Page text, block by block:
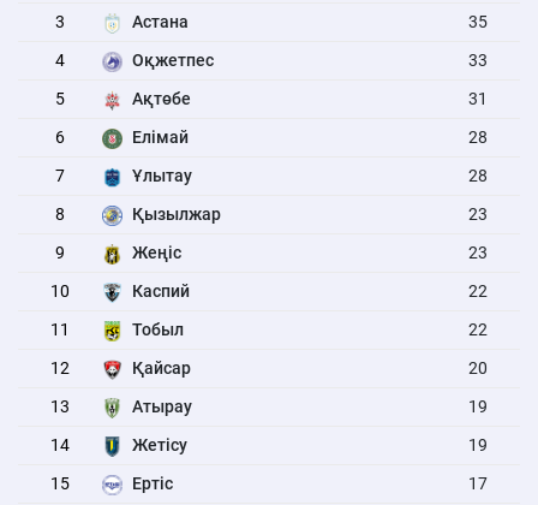
3
Астана
35
4
Оқжетпес
33
5
Ақтөбе
31
6
Елімай
28
7
Ұлытау
28
8
Қызылжар
23
9
Жеңіс
23
10
Каспий
22
11
Тобыл
22
12
Қайсар
20
13
Атырау
19
14
Жетісу
19
15
Ертіс
17